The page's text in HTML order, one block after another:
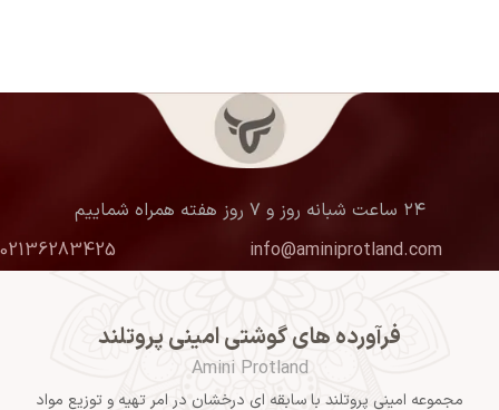
۲۴ ساعت شبانه روز و ۷ روز هفته همراه شماییم
info@aminiprotland.com
02136283425
فرآورده های گوشتی امینی پروتلند
Amini Protland
مجموعه امینی پروتلند با سابقه ای درخشان در امر تهیه و توزیع مواد